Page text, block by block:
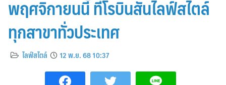
พฤศจิกายนนี้ ที่โรบินสันไลฟ์สไตล์
ทุกสาขาทั่วประเทศ
ไลฟ์สไตล์ 12 พ.ย. 68 10:37